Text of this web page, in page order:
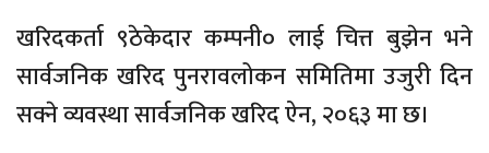
खरिदकर्ता ९ठेकेदार कम्पनी० लाई चित्त बुझेन भने
सार्वजनिक खरिद पुनरावलोकन समितिमा उजुरी दिन
सक्ने व्यवस्था सार्वजनिक खरिद ऐन, २०६३ मा छ।